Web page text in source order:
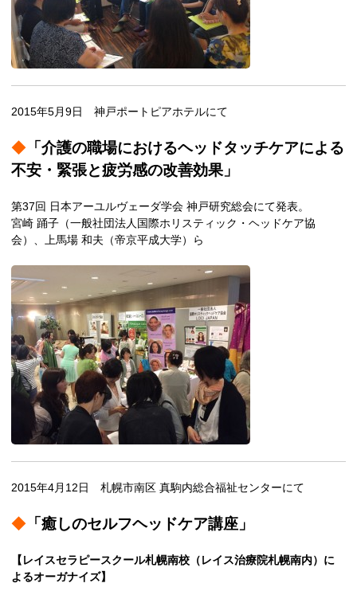
2015年5月9日 神戸ポートピアホテルにて
◆ 「介護の職場におけるヘッドタッチケアによる
不安・緊張と疲労感の改善効果」
第37回 日本アーユルヴェーダ学会 神戸研究総会にて発表。
宮崎 踊子（一般社団法人国際ホリスティック・ヘッドケア協
会）、上馬場 和夫（帝京平成大学）ら
2015年4月12日 札幌市南区 真駒内総合福祉センターにて
◆ 「癒しのセルフヘッドケア講座」
【レイスセラピースクール札幌南校（レイス治療院札幌南内）に
よるオーガナイズ】